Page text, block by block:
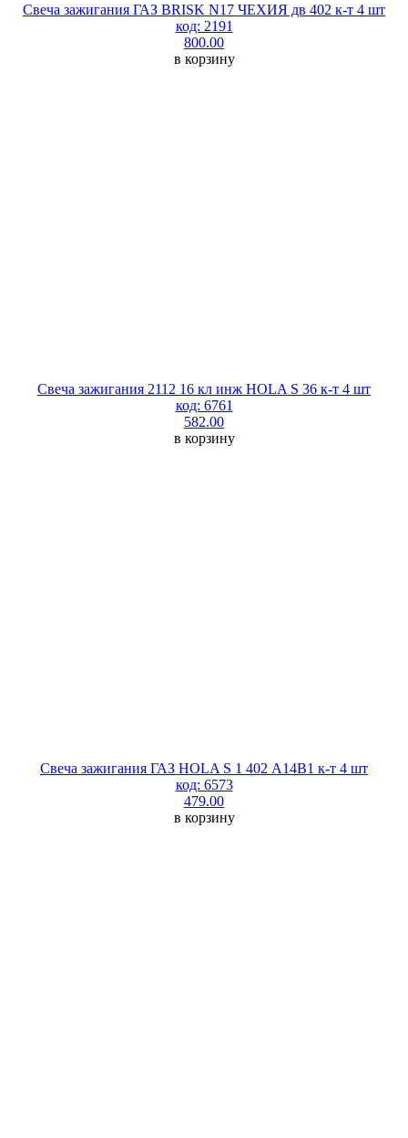
Свеча зажигания ГАЗ BRISK N17 ЧЕХИЯ дв 402 к-т 4 шт
код: 2191
800.00
в корзину
Свеча зажигания 2112 16 кл инж HOLA S 36 к-т 4 шт
код: 6761
582.00
в корзину
Свеча зажигания ГАЗ HOLA S 1 402 А14В1 к-т 4 шт
код: 6573
479.00
в корзину